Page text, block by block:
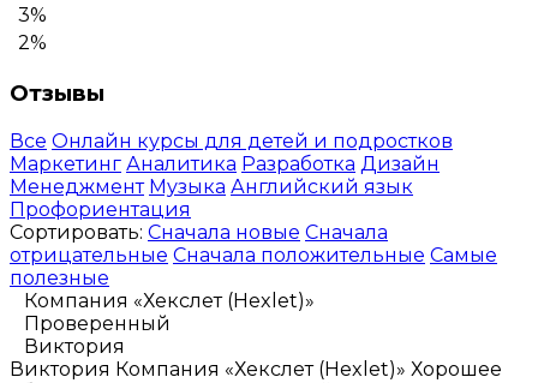
3%
2%
Отзывы
Все Онлайн курсы для детей и подростков
Маркетинг Аналитика Разработка Дизайн
Менеджмент Музыка Английский язык
Профориентация
Сортировать: Сначала новые Сначала
отрицательные Сначала положительные Самые
полезные
Компания «Хекслет (Hexlet)»
Проверенный
Виктория
Виктория Компания «Хекслет (Hexlet)» Хорошее